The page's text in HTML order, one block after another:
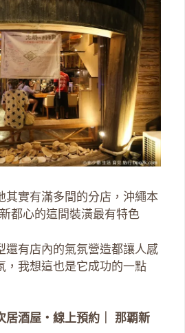
其實有滿多間的分店，沖繩本
都心的這間裝潢最有特色
還有店內的氣氛營造都讓人感
，我想這也是它成功的一點
居酒屋・線上預約｜ 那覇新